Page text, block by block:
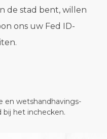
de stad bent, willen
ons uw Fed ID-
en wetshandhavings-
het inchecken.